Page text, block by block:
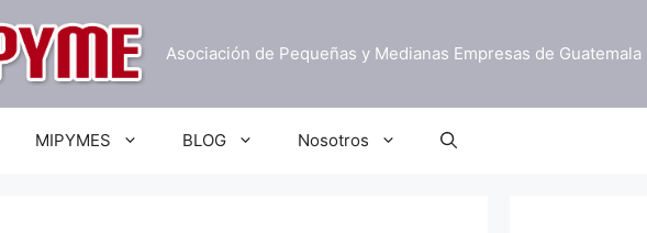
Asociación de Pequeñas y Medianas Empresas de Guatemala
MIPYMES BLOG Nosotros